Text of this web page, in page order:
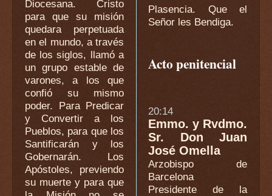
Diocesana. Cristo
para que su misión
quedara perpetuada
en el mundo, a través
de los siglos, llamó a
un grupo estable de
varones, a los que
confió su mismo
poder. Para Predicar
y Convertir a los
Pueblos, para que los
Santificarán y los
Gobernarán. Los
Apóstoles, previendo
su muerte y para que
Plasencia. Que el
Señor les Bendiga.
Acto penitencial
20:14
Emmo. y Rvdmo.
Sr. Don Juan
José Omella
Arzobispo de
Barcelona
Presidente de la